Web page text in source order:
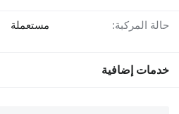
حالة المركبة: مستعملة
خدمات إضافية